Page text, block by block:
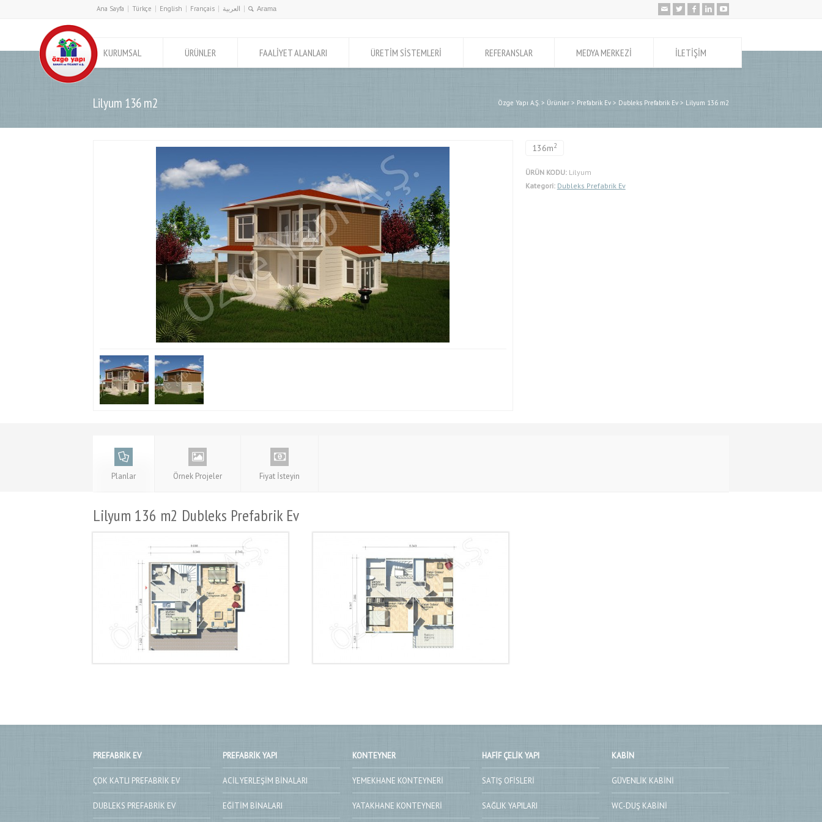
Ana Sayfa Türkçe English Français العربية
KURUMSAL ÜRÜNLER FAALİYET ALANLARI ÜRETİM SİSTEMLERİ REFERANSLAR MEDYA MERKEZİ İLETİŞİM
Lilyum 136 m2 Özge Yapı A.Ş.> Ürünler > Prefabrik Ev > Dubleks Prefabrik Ev > Lilyum 136 m2
136m2
ÜRÜN KODU:Lilyum
Kategori: Dubleks Prefabrik Ev
Planlar Örnek Projeler Fiyat İsteyin
Lilyum 136 m2 Dubleks Prefabrik Ev
PREFABRIK EV
ÇOK KATLI PREFABRIK EV
DUBLEKS PREFABRIK EV
PREFABRIK YAPI
ACIL YERLEŞIM BINALARI
EĞITIM BINALARI
KONTEYNER
YEMEKHANE KONTEYNERI
YATAKHANE KONTEYNERI
HAFIF ÇELIK YAPI
SATIŞ OFISLERI
SAĞLIK YAPILARI
KABIN
GÜVENLIK KABINI
WC-DUŞ KABINI